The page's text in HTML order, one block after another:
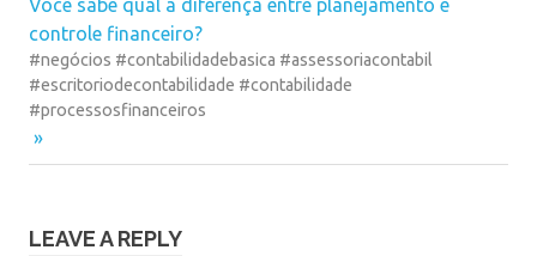
contabilidade
contabilidadebasica
empresa
escritoriodecontabilidade
gestaocontabil
Post:
Você sabe qual a diferença entre planejamento e
controle financeiro?
#negócios #contabilidadebasica #assessoriacontabil
#escritoriodecontabilidade #contabilidade
#processosfinanceiros
LEAVE A REPLY